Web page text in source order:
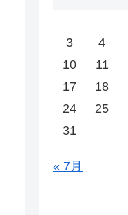
3
4
10
11
17
18
24
25
31
« 7月